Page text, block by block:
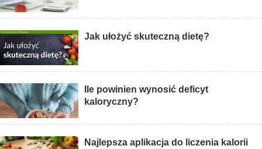
Jak ułożyć skuteczną dietę?
Ile powinien wynosić deficyt
kaloryczny?
Najlepsza aplikacja do liczenia kalorii